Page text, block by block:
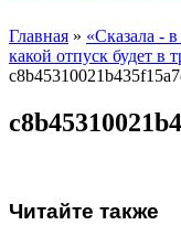
Главная » «Сказала -
какой отпуск будет в
Читайте также